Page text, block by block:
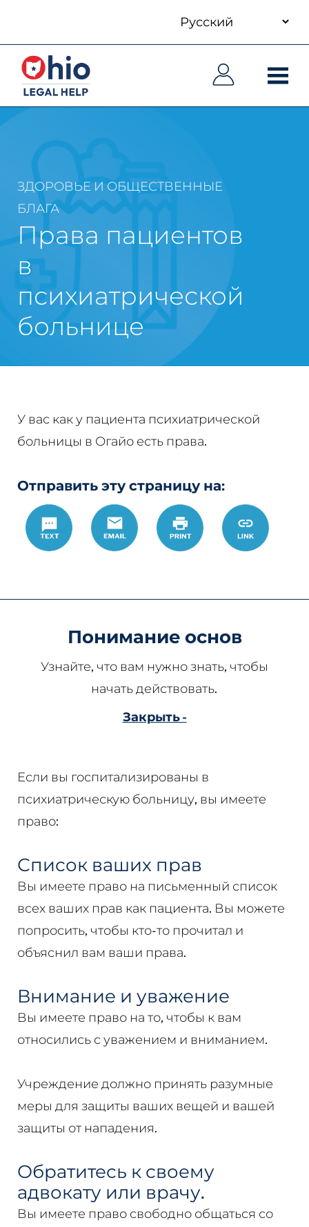
main
content
language
Основная
навигация
Основная
навигация
ЗДОРОВЬЕ И ОБЩЕСТВЕННЫЕ
БЛАГА
Права пациентов
в
психиатрической
больнице
У вас как у пациента психиатрической
больницы в Огайо есть права.
Отправить эту страницу на:
Text
Email Печать
https://
Link
Понимание основ
Узнайте, что вам нужно знать, чтобы
начать действовать.
Закрыть -
Если вы госпитализированы в
психиатрическую больницу, вы имеете
право:
Список ваших прав
Вы имеете право на письменный список
всех ваших прав как пациента. Вы можете
попросить, чтобы кто-то прочитал и
объяснил вам ваши права.
Внимание и уважение
Вы имеете право на то, чтобы к вам
относились с уважением и вниманием.
Учреждение должно принять разумные
меры для защиты ваших вещей и вашей
защиты от нападения.
Обратитесь к своему
адвокату или врачу.
Вы имеете право свободно общаться со